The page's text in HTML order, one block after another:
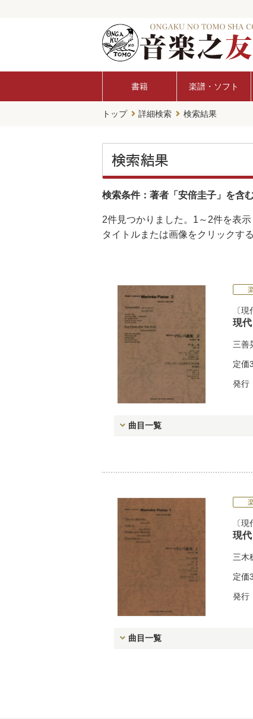
書籍 楽譜・ソフト
トップ 詳細検索 検索結果
検索結果
検索条件：著者「安倍圭子」を含
2件見つかりました。 1～2件を表示
タイトルまたは画像をクリックす
現
現
三善
定価
発行
曲目一覧
現
現
三木
定価
発行
曲目一覧